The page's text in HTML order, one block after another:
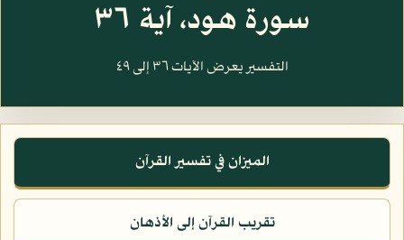
سورة هود، آية ٣٦
التفسير يعرض الآيات ٣٦ إلى ٤٩
الميزان في تفسير القرآن
تقريب القرآن إلى الأذهان